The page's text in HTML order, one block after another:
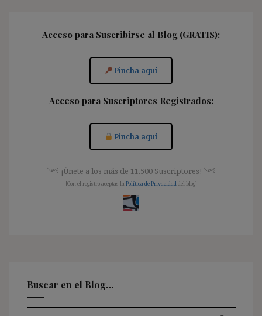
Acceso para Suscribirse al Blog (GRATIS):
Pincha aquí
Acceso para Suscriptores Registrados:
Pincha aquí
༺ ¡Únete a los más de 11.500 Suscriptores! ༺
[Con el registro aceptas la Política de Privacidad del blog]
Buscar en el Blog…